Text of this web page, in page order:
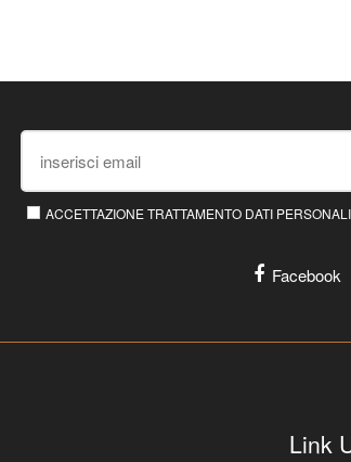
ACCETTAZIONE TRATTAMENTO DATI
Facebook
Link